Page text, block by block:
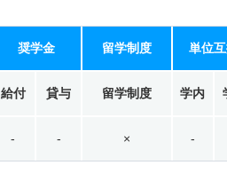
奨学金 留学制度
給付 貸与 留学制度
- - ×
単位
学内
-